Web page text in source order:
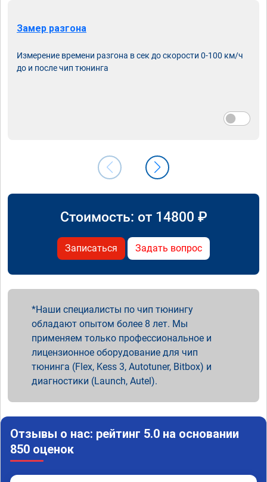
Замер разгона
Измерение времени разгона в сек до скорости 0-100 км/ч
до и после чип тюнинга
Стоимость: от 14800 ₽
Записаться Задать вопрос
Наши специалисты по чип тюнингу
обладают опытом более 8 лет. Мы
применяем только профессиональное и
лицензионное оборудование для чип
тюнинга (Flex, Kess 3, Autotuner, Bitbox) и
диагностики (Launch, Autel).
Отзывы о нас: рейтинг 5.0 на основании
850 оценок